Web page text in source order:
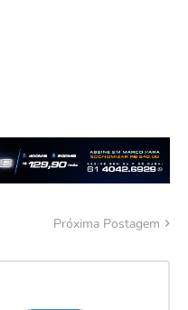
Próxima Postagem